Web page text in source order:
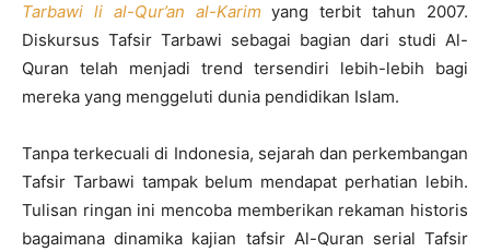
Tarbawi li al-Qur’an al-Karim yang terbit tahun 2007.
Diskursus Tafsir Tarbawi sebagai bagian dari studi Al-
Quran telah menjadi trend tersendiri lebih-lebih bagi
mereka yang menggeluti dunia pendidikan Islam.
Tanpa terkecuali di Indonesia, sejarah dan perkembangan
Tafsir Tarbawi tampak belum mendapat perhatian lebih.
Tulisan ringan ini mencoba memberikan rekaman historis
bagaimana dinamika kajian tafsir Al-Quran serial Tafsir